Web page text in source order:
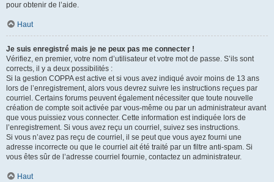
pour obtenir de l’aide.
Haut
Je suis enregistré mais je ne peux pas me connecter !
Vérifiez, en premier, votre nom d’utilisateur et votre mot de passe. S’ils sont
corrects, il y a deux possibilités :
Si la gestion COPPA est active et si vous avez indiqué avoir moins de 13 ans
lors de l’enregistrement, alors vous devrez suivre les instructions reçues par
courriel. Certains forums peuvent également nécessiter que toute nouvelle
création de compte soit activée par vous-même ou par un administrateur avant
que vous puissiez vous connecter. Cette information est indiquée lors de
l’enregistrement. Si vous avez reçu un courriel, suivez ses instructions.
Si vous n’avez pas reçu de courriel, il se peut que vous ayez fourni une
adresse incorrecte ou que le courriel ait été traité par un filtre anti-spam. Si
vous êtes sûr de l’adresse courriel fournie, contactez un administrateur.
Haut